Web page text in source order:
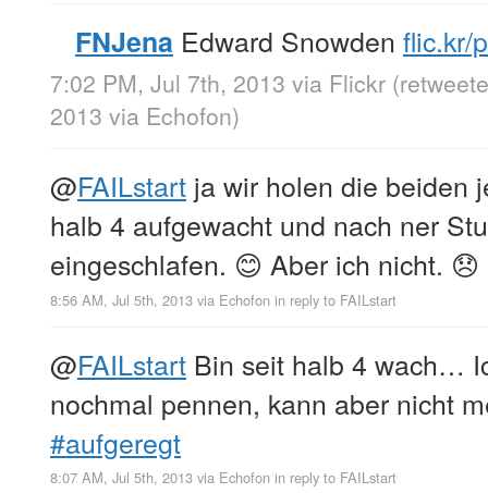
FNJena Edward Snowden flic.kr/
7:02 PM, Jul 7th, 2013 via Flickr
2013 via Echofon)
@FAILstart ja wir holen die beiden
halb 4 aufgewacht und nach ner
eingeschlafen. 😊 Aber ich nicht. 😞
8:56 AM, Jul 5th, 2013 via Echofon in reply to FAILstart
@FAILstart Bin seit halb 4 wach…
nochmal pennen, kann aber nicht
#aufgeregt
8:07 AM, Jul 5th, 2013 via Echofon in reply to FAILstart